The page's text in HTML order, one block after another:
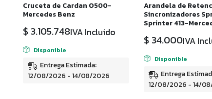
Cruceta de Cardan O500-
Mercedes Benz
$3.105.748IVA Incluido
Disponible
Entrega Estimada:
12/08/2026 - 14/08/2026
Arandela de
Sincronizadores
Sprinter 413-
$34.000IVA
Disponible
Entrega
12/08/2026 - 14/